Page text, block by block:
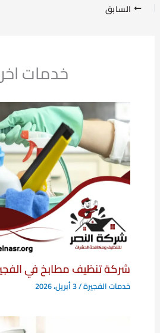
السابق
خدمات
شركة تنظيف مطابخ في
خدمات الفجيرة/3 أبريل، 2026